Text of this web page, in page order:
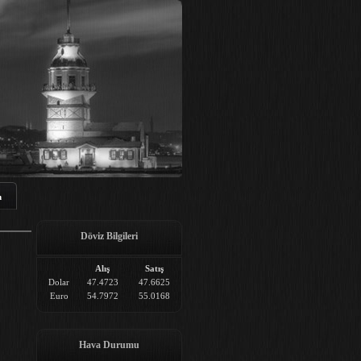
Döviz Bilgileri
Alış
Satış
Dolar
47.4723
47.6625
Euro
54.7972 55.0168
Hava Durumu